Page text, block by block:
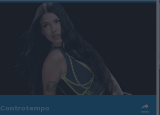
Controtempo